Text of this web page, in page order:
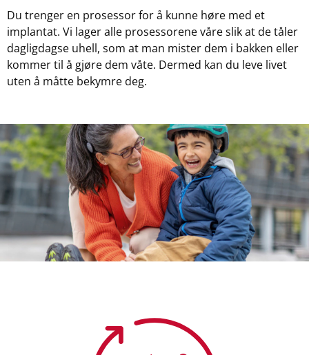
Du trenger en prosessor for å kunne høre med et
implantat. Vi lager alle prosessorene våre slik at de tåler
dagligdagse uhell, som at man mister dem i bakken eller
kommer til å gjøre dem våte. Dermed kan du leve livet
uten å måtte bekymre deg.